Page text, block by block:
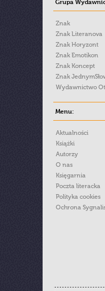
Znak
Znak Literanova
Znak Horyzont
Znak Emotikon
Znak Koncept
Znak
Wydawnictwo
Menu:
Aktualności
Książki
Autorzy
O nas
Księgarnia
Poczta literacka
Polityka cookies
Ochrona